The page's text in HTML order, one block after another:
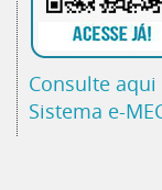
Consulte
Sistema e-